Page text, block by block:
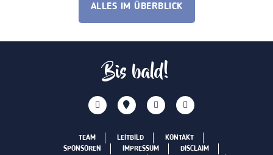
ALLES IM ÜBERBLICK
Bis bald!
TEAM LEITBILD
KONTAKT
SPONSOREN
IMPRESSUM
DISCLAIM